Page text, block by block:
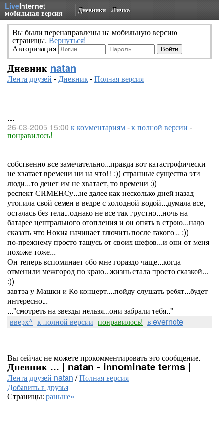
LiveInternet
мобильная версия Дневники Личка
Вы были перенаправлены на мобильную версию
страницы. Вернуться!
Авторизация
Дневник natan
Лента друзей -Дневник-Полная версия
...
26-03-2005 15:00 к комментариям-к полной версии -
понравилось!
собственно все замечательно...правда вот катастрофически
не хватает времени ни на что!!! :)) странные существа эти
люди...то денег им не хватает, то времени :))
респект СИМЕНСу...не далее как несколько дней назад
утопила свой семен в ведре с холодной водой...думала все,
осталась без тела...однако не все так грустно...ночь на
батарее центрального отопления и он опять в строю...надо
сказать что Нокиа начинает глючить после такого... :))
по-прежнему просто тащусь от своих шефов...и они от меня
похоже тоже...
Он теперь вспоминает обо мне гораздо чаще...когда
отменили межгород по краю...жизнь стала просто сказкой...
:))
завтра у Машки и Ко концерт....пойду слушать ребят...будет
интересно...
..."смотреть на звезды нельзя...они забрали тебя.."
вверх^ к полной версии понравилось! в evernote
Вы сейчас не можете прокомментировать это сообщение.
Дневник ... | natan - innominate terms |
Лента друзей natan /Полная версия
Добавить в друзья
Страницы: раньше»